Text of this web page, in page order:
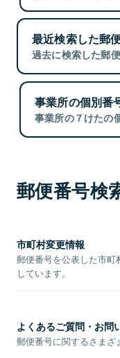
最近検索した郵
過去に検索した郵
事業所の個別番
事業所の７けたの
郵便番号検
市町村変更情報
郵便番号を公表した市
しています。
よくあるご質問・お問
郵便番号に関するさまざ